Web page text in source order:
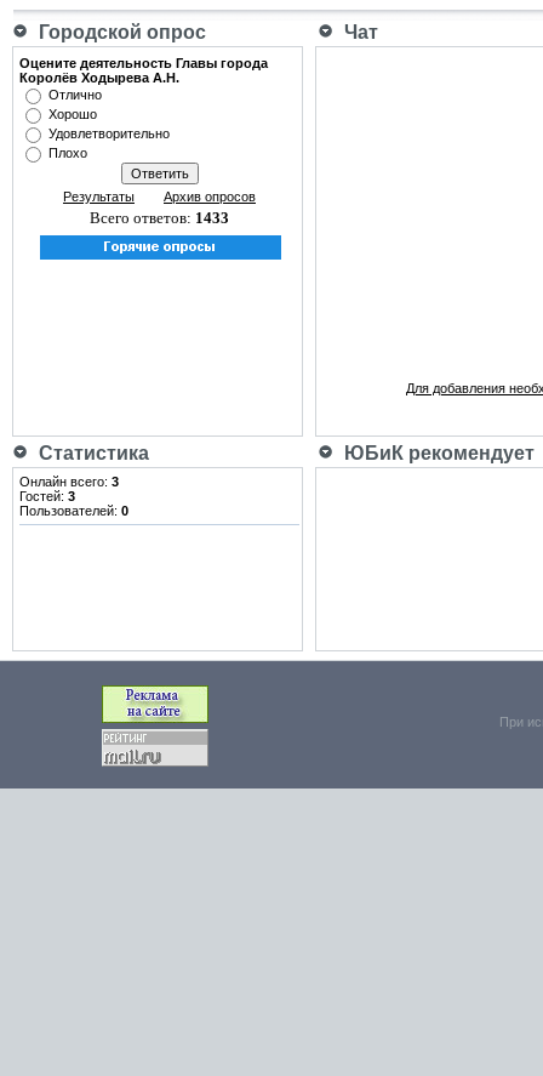
Городской опрос Чат
Оцените деятельность Главы города
Королёв Ходырева А.Н.
Отлично
Хорошо
Удовлетворительно
Плохо
Результаты Архив опросов
Всего ответов: 1433
Для добавления
Статистика ЮБиК рекомендует
Онлайн всего: 3
Гостей: 3
Пользователей: 0
При